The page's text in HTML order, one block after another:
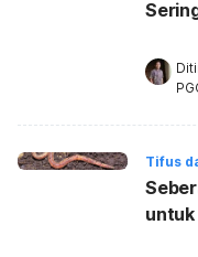
Tifus
untuk